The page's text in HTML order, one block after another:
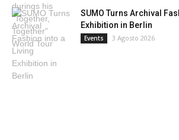
SUMO Turns Archival
Exhibition in Berlin
Events 3 Agosto 2026